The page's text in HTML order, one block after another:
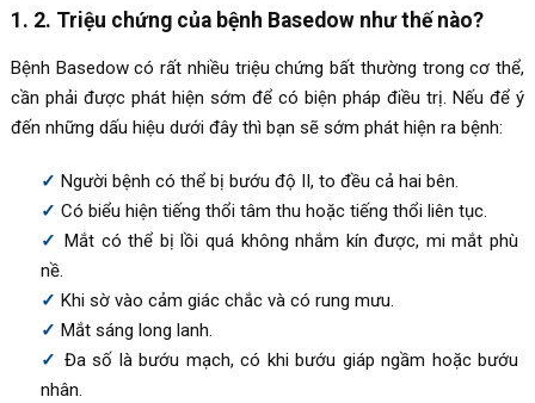
1. 2. Triệu chứng của bệnh Basedow như thế nào?
Bệnh Basedow có rất nhiều triệu chứng bất thường trong cơ thể,
cần phải được phát hiện sớm để có biện pháp điều trị. Nếu để ý
đến những dấu hiệu dưới đây thì bạn sẽ sớm phát hiện ra bệnh:
Người bệnh có thể bị bướu độ II, to đều cả hai bên.
Có biểu hiện tiếng thổi tâm thu hoặc tiếng thổi liên tục.
Mắt có thể bị lồi quá không nhắm kín được, mi mắt phù
nề.
Khi sờ vào cảm giác chắc và có rung mưu.
Mắt sáng long lanh.
Đa số là bướu mạch, có khi bướu giáp ngầm hoặc bướu
nhân.